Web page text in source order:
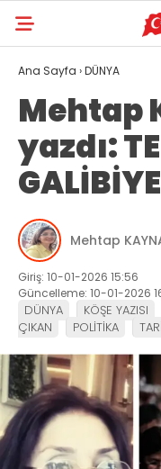
Ana Sayfa ›DÜNYA
Mehtap
yazdı:
Mehtap
Giriş: 10-01-2026 15:56
Güncelleme: 10-01-2026
DÜNYA KÖŞE YAZISI
ÇIKAN
POLİTİKA